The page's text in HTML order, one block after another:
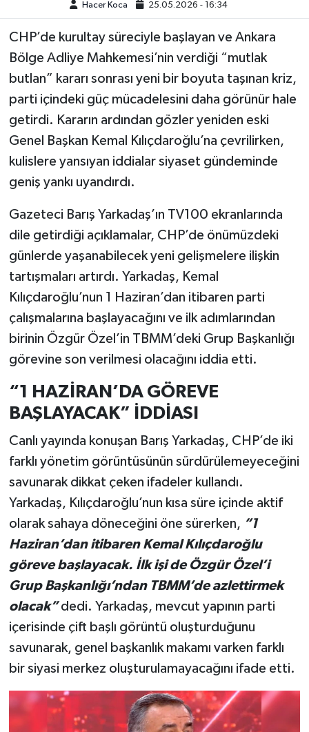
Hacer Koca 25.05.2026 - 16:34
CHP’de kurultay süreciyle başlayan ve Ankara
Bölge Adliye Mahkemesi’nin verdiği “mutlak
butlan” kararı sonrası yeni bir boyuta taşınan kriz,
parti içindeki güç mücadelesini daha görünür hale
getirdi. Kararın ardından gözler yeniden eski
Genel Başkan Kemal Kılıçdaroğlu’na çevrilirken,
kulislere yansıyan iddialar siyaset gündeminde
geniş yankı uyandırdı.
Gazeteci Barış Yarkadaş’ın TV100 ekranlarında
dile getirdiği açıklamalar, CHP’de önümüzdeki
günlerde yaşanabilecek yeni gelişmelere ilişkin
tartışmaları artırdı. Yarkadaş, Kemal
Kılıçdaroğlu’nun 1 Haziran’dan itibaren parti
çalışmalarına başlayacağını ve ilk adımlarından
birinin Özgür Özel’in TBMM’deki Grup Başkanlığı
görevine son verilmesi olacağını iddia etti.
“1 HAZİRAN’DA GÖREVE
BAŞLAYACAK” İDDİASI
Canlı yayında konuşan Barış Yarkadaş, CHP’de iki
farklı yönetim görüntüsünün sürdürülemeyeceğini
savunarak dikkat çeken ifadeler kullandı.
Yarkadaş, Kılıçdaroğlu’nun kısa süre içinde aktif
olarak sahaya döneceğini öne sürerken, “1
Haziran’dan itibaren Kemal Kılıçdaroğlu
göreve başlayacak. İlk işi de Özgür Özel’i
Grup Başkanlığı’ndan TBMM’de azlettirmek
olacak”dedi. Yarkadaş, mevcut yapının parti
içerisinde çift başlı görüntü oluşturduğunu
savunarak, genel başkanlık makamı varken farklı
bir siyasi merkez oluşturulamayacağını ifade etti.